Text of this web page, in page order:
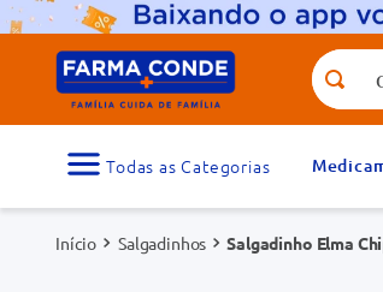
O que você
Salgadinhos Salgadinho Elma
Termos mais
1
5º